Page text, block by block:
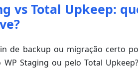
vs Total Upkeep:
de backup ou migração certo
Staging ou pelo Total